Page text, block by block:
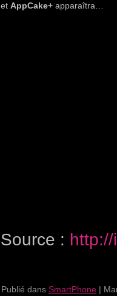
et AppCake+ apparaîtra…
Source :
Publié dans SmartPhone |